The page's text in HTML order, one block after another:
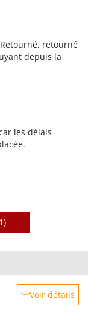
retourné
depuis la
de retour
un
mon rapport ils
les délais
Voir détails